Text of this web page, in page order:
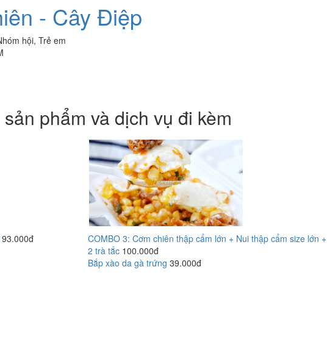
- Cây Điệp
hội, Trẻ em
phẩm và dịch vụ đi kèm
93.000đ
COMBO 3: Cơm chiên thập cẩm lớn + Nui thập cẩm size lớn +
2 trà tắc 100.000đ
Bắp xào da gà trứng 39.000đ